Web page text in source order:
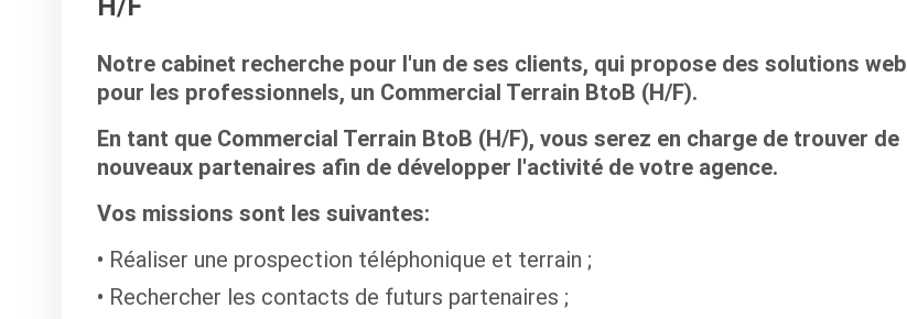
Notre cabinet recherche pour l'un de ses clients, qui propose des solutions web
pour les professionnels, un Commercial Terrain BtoB (H/F).
En tant que Commercial Terrain BtoB (H/F), vous serez en charge de trouver de
nouveaux partenaires afin de développer l'activité de votre agence.
Vos missions sont les suivantes:
Réaliser une prospection téléphonique et terrain ;
Rechercher les contacts de futurs partenaires ;